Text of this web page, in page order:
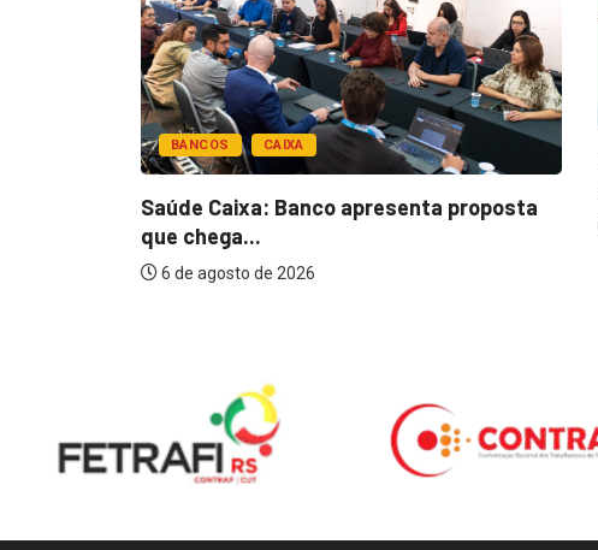
BANCOS CAIXA
Saúde Caixa: Banco apresenta proposta
que chega...
6 de agosto de 2026